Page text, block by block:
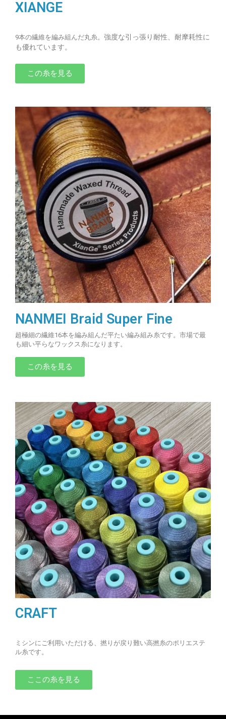
XIANGE
9本の繊維を編み組んだ丸糸。 強度な引っ張り耐性、耐摩耗性に
も優れています。
この糸を見る
NANMEI Braid Super Fine
超極細の繊維16本を編み組んだ平たい編み組み糸です。市場で最
も細い平らなワックス糸になります。
この糸を見る
CRAFT
ミシンにご利用いただける、撚りが戻り難い高撚糸のポリエステ
ル糸です。
ここの糸を見る